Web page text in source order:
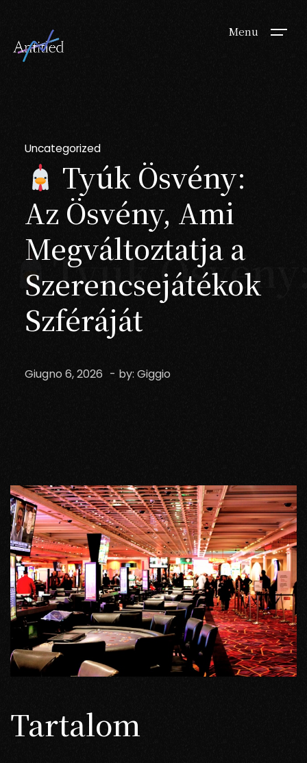
Menu
Uncategorized
Tyúk Ösvény:
Az Ösvény, Ami
Megváltoztatja a
Szerencsejátékok
Szféráját
Tyúk
Giugno 6, 2026 - by: Giggio
Tartalom